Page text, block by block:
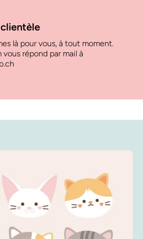
là pour vous, à tout moment.
répond par mail à